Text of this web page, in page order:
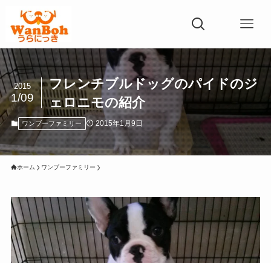
フレンチブルドッグのパイドのジ
ェロニモの紹介
2015
1/09
ワンブーファミリー 2015年1月9日
ホーム ワンブーファミリー